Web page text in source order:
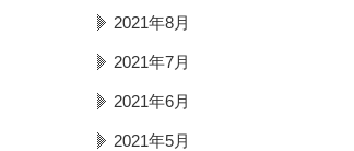
2021年8月
2021年7月
2021年6月
2021年5月